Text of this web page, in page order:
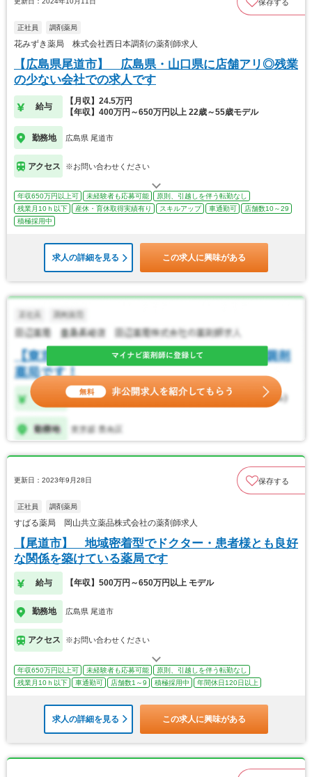
保存する
正社員 調剤薬局
花みずき薬局 株式会社西日本調剤の薬剤師求人
【広島県尾道市】 広島県・山口県に店舗アリ◎残業
の少ない会社での求人です
給与
【月収】24.5万円
【年収】400万円～650万円以上 22歳～55歳モデル
勤務地 広島県 尾道市
アクセス ※お問い合わせください
年収650万円以上可 未経験者も応募可能
原則、引越しを伴う転勤なし
残業月10ｈ以下
産休・育休取得実績有り スキルアップ 車通勤可
店舗数10～29
積極採用中
求人の詳細を見る この求人に興味がある
更新日：2023年9月28日 保存する
正社員 調剤薬局
すばる薬局 岡山共立薬品株式会社の薬剤師求人
【尾道市】 地域密着型でドクター・患者様とも良好
な関係を築けている薬局です
給与 【年収】500万円～650万円以上 モデル
勤務地 広島県 尾道市
アクセス ※お問い合わせください
年収650万円以上可 未経験者も応募可能
原則、引越しを伴う転勤なし
残業月10ｈ以下
車通勤可 店舗数1～9 積極採用中 年間休日120日以上
求人の詳細を見る この求人に興味がある